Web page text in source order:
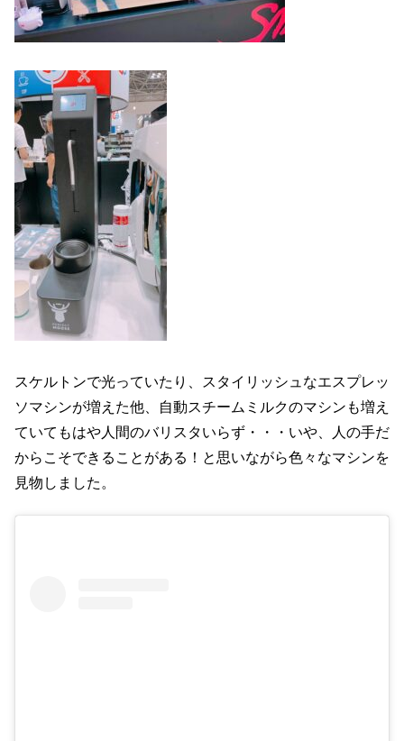
スケルトンで光っていたり、スタイリッシュなエスプレッ
ソマシンが増えた他、自動スチームミルクのマシンも増え
ていてもはや人間のバリスタいらず・・・いや、人の手だ
からこそできることがある！と思いながら色々なマシンを
見物しました。